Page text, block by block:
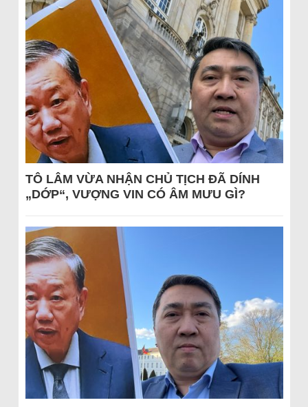
TÔ LÂM VỪA NHẬN CHỦ TỊCH ĐÃ DÍNH
„DỚP“, VƯỢNG VIN CÓ ÂM MƯU GÌ?